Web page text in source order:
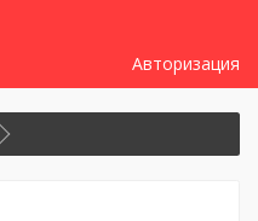
Авторизация